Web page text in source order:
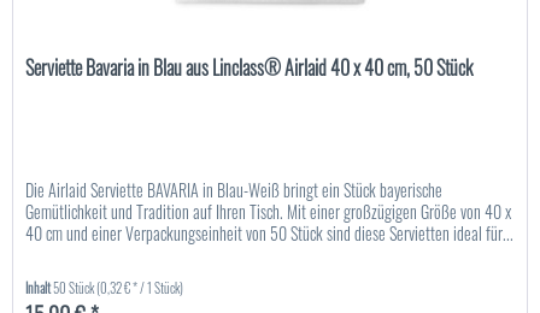
Serviette Bavaria in Blau aus Linclass® Airlaid 40 x 40 cm, 50 Stück
Die Airlaid Serviette BAVARIA in Blau-Weiß bringt ein Stück bayerische
Gemütlichkeit und Tradition auf Ihren Tisch. Mit einer großzügigen Größe von 40 x
40 cm und einer Verpackungseinheit von 50 Stück sind diese Servietten ideal für...
Inhalt50 Stück(0,32 € * / 1 Stück)